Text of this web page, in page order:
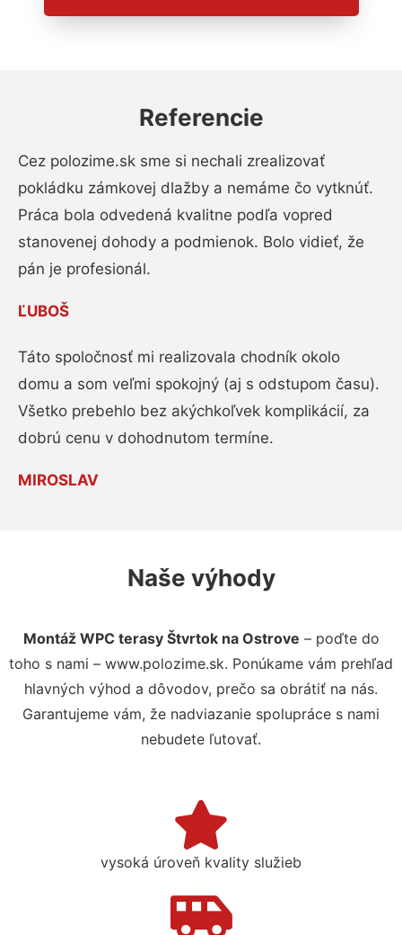
Referencie
Cez polozime.sk sme si nechali zrealizovať
pokládku zámkovej dlažby a nemáme čo vytknúť.
Práca bola odvedená kvalitne podľa vopred
stanovenej dohody a podmienok. Bolo vidieť, že
pán je profesionál.
ĽUBOŠ
Táto spoločnosť mi realizovala chodník okolo
domu a som veľmi spokojný (aj s odstupom času).
Všetko prebehlo bez akýchkoľvek komplikácií, za
dobrú cenu v dohodnutom termíne.
MIROSLAV
Naše výhody
Montáž WPC terasy Štvrtok na Ostrove – poďte do
toho s nami – www.polozime.sk. Ponúkame vám prehľad
hlavných výhod a dôvodov, prečo sa obrátiť na nás.
Garantujeme vám, že nadviazanie spolupráce s nami
nebudete ľutovať.
vysoká úroveň kvality služieb